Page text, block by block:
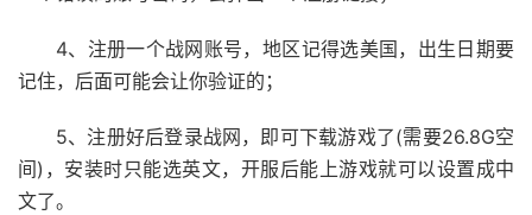
4、注册一个战网账号，地区记得选美国，出生日期要
记住，后面可能会让你验证的；
5、注册好后登录战网，即可下载游戏了(需要26.8G空
间)，安装时只能选英文，开服后能上游戏就可以设置成中
文了。